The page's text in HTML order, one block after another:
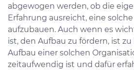
abgewogen werden, ob die
Erfahrung ausreicht, eine
aufzubauen. Auch wenn es
ist, den Aufbau zu fördern, ist
Aufbau einer solchen
zeitaufwendig ist und dafür